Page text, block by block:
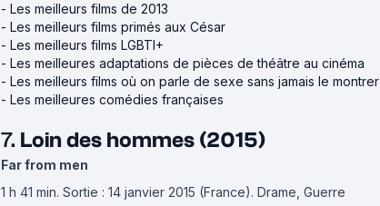
- Les meilleurs films de 2013
- Les meilleurs films primés aux César
- Les meilleurs films LGBTI+
- Les meilleures adaptations de pièces de théâtre au cinéma
- Les meilleurs films où on parle de sexe sans jamais le montrer
- Les meilleures comédies françaises
7. Loin des hommes (2015)
Far from men
1 h 41 min. Sortie : 14 janvier 2015 (France). Drame, Guerre